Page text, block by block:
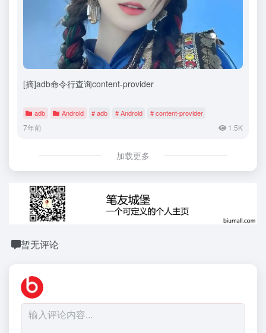
[摘]adb命令行查询content-provider
adb Android # adb # Android # content-provider
7年前 1.5K
加载更多
暂无评论